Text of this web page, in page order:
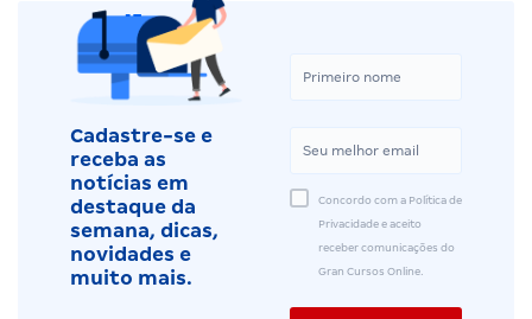
Cadastre-se e
receba as
notícias em
destaque da
semana, dicas,
novidades e
muito mais.
Concordo com a Política de
Privacidade e aceito
receber comunicações do
Gran Cursos Online.